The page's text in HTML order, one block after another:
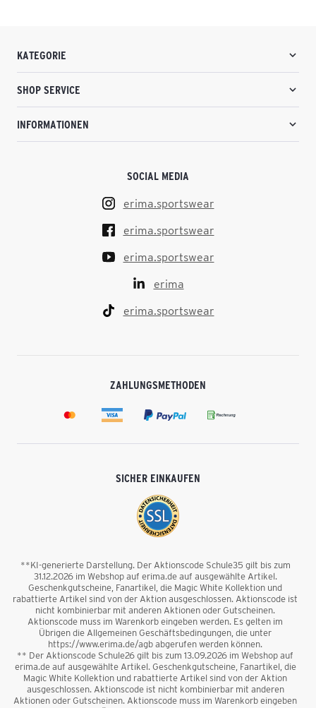
KATEGORIE
SHOP SERVICE
INFORMATIONEN
SOCIAL MEDIA
erima.sportswear
erima.sportswear
erima.sportswear
erima
erima.sportswear
ZAHLUNGSMETHODEN
SICHER EINKAUFEN
**KI-generierte Darstellung. Der Aktionscode Schule35 gilt bis zum
31.12.2026 im Webshop auf erima.de auf ausgewählte Artikel.
Geschenkgutscheine, Fanartikel, die Magic White Kollektion und
rabattierte Artikel sind von der Aktion ausgeschlossen. Aktionscode ist
nicht kombinierbar mit anderen Aktionen oder Gutscheinen.
Aktionscode muss im Warenkorb eingeben werden. Es gelten im
Übrigen die Allgemeinen Geschäftsbedingungen, die unter
https://www.erima.de/agb abgerufen werden können.
** Der Aktionscode Schule26 gilt bis zum 13.09.2026 im Webshop auf
erima.de auf ausgewählte Artikel. Geschenkgutscheine, Fanartikel, die
Magic White Kollektion und rabattierte Artikel sind von der Aktion
ausgeschlossen. Aktionscode ist nicht kombinierbar mit anderen
Aktionen oder Gutscheinen. Aktionscode muss im Warenkorb eingeben